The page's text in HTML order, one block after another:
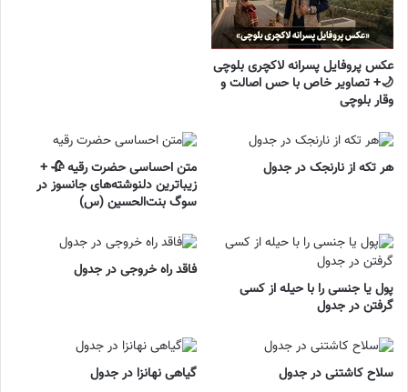
عکس پروفایل پسرانه لاکچری بلوچی
🌙+ تصاویر خاص با حس اصالت و
وقار بلوچی
هر تکه از نارنجک در جدول
متن احساسی حضرت رقیه 🥀 +
زیباترین دلنوشته‌های جانسوز در
سوگ بنت‌الحسین (س)
پول یا جنسی را با حیله از کسی
گرفتن در جدول
فاقد راه خروجی در جدول
سلاح کاشتنی در جدول گیاهی نهانزا در جدول